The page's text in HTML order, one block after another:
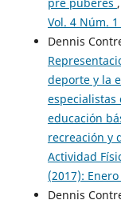
pre púberes ,
Vol. 4 Núm.
Dennis
deporte y la
educación
recreación y
Actividad
(2017):
Dennis